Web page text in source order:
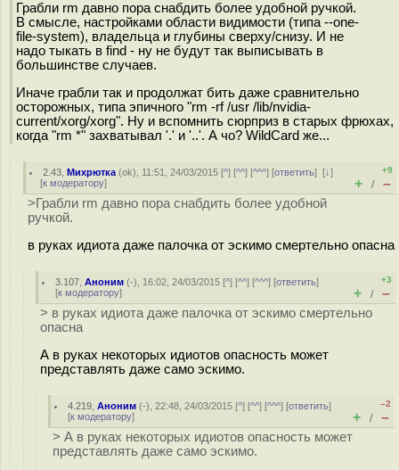
Грабли rm давно пора снабдить более удобной ручкой.
В смысле, настройками области видимости (типа --one-
file-system), владельца и глубины сверху/снизу. И не
надо тыкать в find - ну не будут так выписывать в
большинстве случаев.
Иначе грабли так и продолжат бить даже сравнительно
осторожных, типа эпичного "rm -rf /usr /lib/nvidia-
current/xorg/xorg". Ну и вспомнить сюрприз в старых фрюхах,
когда "rm *" захватывал '.' и '..'. А чо? WildCard же...
2.43 ,Михрютка (ok), 11:51, 24/03/2015 [^] [^^] [^^^] [ответить][↓]
[к модератору]
+9
+ / –
>Грабли rm давно пора снабдить более удобной
ручкой.
в руках идиота даже палочка от эскимо смертельно опасна
3.107 ,Аноним (-), 16:02, 24/03/2015 [^] [^^] [^^^] [ответить]
[к модератору]
+3
+ / –
> в руках идиота даже палочка от эскимо смертельно
опасна
А в руках некоторых идиотов опасность может
представлять даже само эскимо.
4.219 ,Аноним (-), 22:48, 24/03/2015 [^] [^^] [^^^] [ответить]
[к модератору]
–2
+ / –
> А в руках некоторых идиотов опасность может
представлять даже само эскимо.